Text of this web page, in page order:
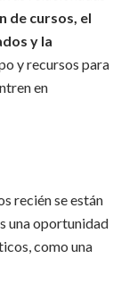
de cursos, el
y la
y recursos para
en
recién se están
una oportunidad
como una